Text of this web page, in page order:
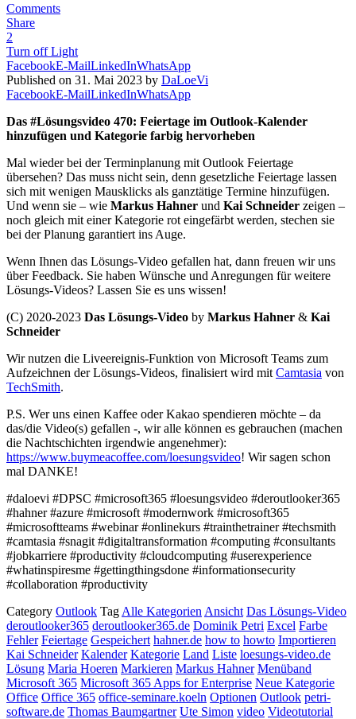
Comments
Share
2
Turn off Light
FacebookE-MailLinkedInWhatsApp
Published on 31. Mai 2023 by DaLoeVi
FacebookE-MailLinkedInWhatsApp
Das #Lösungsvideo 470: Feiertage im Outlook-Kalender
hinzufügen und Kategorie farbig hervorheben
Mal wieder bei der Terminplanung mit Outlook Feiertage
übersehen? Das muss nicht sein, denn gesetzliche Feiertage lassen
sich mit wenigen Mausklicks als ganztätige Termine hinzufügen.
Und wenn sie – wie Markus Hahner und Kai Schneider zeigen –
noch gleich mit einer Kategorie rot eingefärbt werden, stechen sie
bei der Planung garantiert ins Auge.
Wenn Ihnen das Lösungs-Video gefallen hat, dann freuen wir uns
über Feedback. Sie haben Wünsche und Anregungen für weitere
Lösungs-Videos? Lassen Sie es uns wissen!
(C) 2020-2023 Das Lösungs-Video by Markus Hahner & Kai
Schneider
Wir nutzen die Liveereignis-Funktion von Microsoft Teams zum
Aufzeichnen der Lösungs-Videos, finalisiert wird mit Camtasia von
TechSmith.
P.S. Wer uns einen Kaffee oder Kakao spendieren möchte – da
das/die Video(s) gefallen -, wir alle können es gebrauchen (machen
die Nachtschichten irgendwie angenehmer):
https://www.buymeacoffee.com/loesungsvideo! Wir sagen schon
mal DANKE!
#daloevi #DPSC #microsoft365 #loesungsvideo #deroutlooker365
#hahner #azure #microsoft #modernwork #microsoft365
#microsoftteams #webinar #onlinekurs #trainthetrainer #techsmith
#camtasia #snagit #digitaltransformation #computing #consultants
#jobkarriere #productivity #cloudcomputing #userexperience
#whatinspiresme #gettingthingsdone #informationsecurity
#collaboration #productivity
Category Outlook Tag Alle Kategorien Ansicht Das Lösungs-Video
deroutlooker365 deroutlooker365.de Dominik Petri Excel Farbe
Fehler Feiertage Gespeichert hahner.de how to howto Importieren
Kai Schneider Kalender Kategorie Land Liste loesungs-video.de
Lösung Maria Hoeren Markieren Markus Hahner Menüband
Microsoft 365 Microsoft 365 Apps for Enterprise Neue Kategorie
Office Office 365 office-seminare.koeln Optionen Outlook petri-
software.de Thomas Baumgartner Ute Simon video Videotutorial